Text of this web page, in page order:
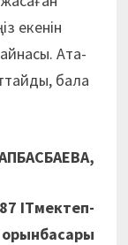
екенін
Ата-
бала
ITмектеп-
орынбасары